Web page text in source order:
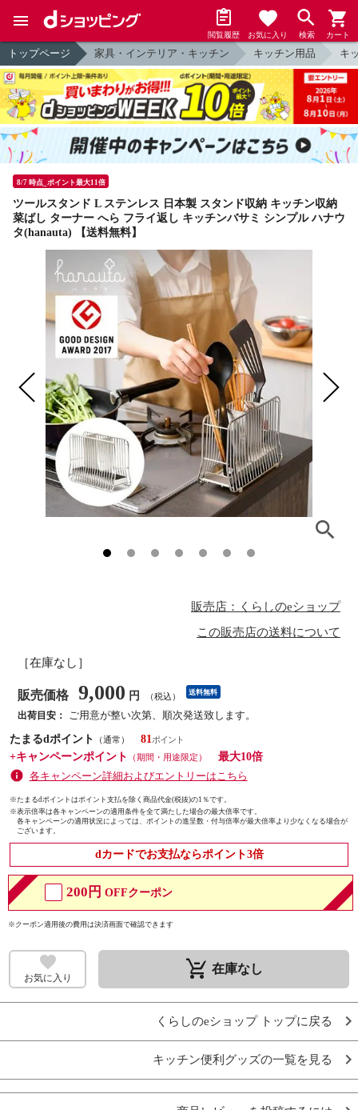
閲覧履歴 お気に入り 検索 カート
トップページ 家具・インテリア・キッチン キッチン用品 キ
8/7 時点_ポイント最大11倍
ツールスタンド L ステンレス 日本製 スタンド収納 キッチン収納
菜ばし ターナー へら フライ返し キッチンバサミ シンプル ハナウ
タ(hanauta) 【送料無料】
販売店：くらしのeショップ
この販売店の送料について
［在庫なし］
販売価格 9,000 円 （税込） 送料無料
出荷目安：
ご用意が整い次第、順次発送致します。
たまるdポイント
（通常）
81
+キャンペーンポイント
（期間・用途限定）
最大10倍
各キャンペーン詳細およびエントリーはこちら
※たまるdポイントはポイント支払を除く商品代金(税抜)の1％です。
※表示倍率は各キャンペーンの適用条件を全て満たした場合の最大倍率です。
各キャンペーンの適用状況によっては、ポイントの進呈数・付与倍率が最大倍率より少なくなる場合が
ございます。
dカードでお支払ならポイント3倍
200円 OFFクーポン
※クーポン適用後の費用は決済画面で確認できます
お気に入り remove_shopping_cart 在庫なし
くらしのeショップ トップに戻る
キッチン便利グッズの一覧を見る